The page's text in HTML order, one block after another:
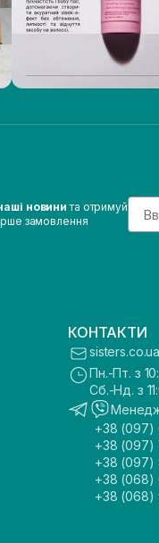
новини та отримуй
замовлення
Email
КОНТАКТИ
Пн.-Пт. з
Сб.-Нд. з
+38 (097)
+38 (097)
+38 (097)
+38 (068)
+38 (068)